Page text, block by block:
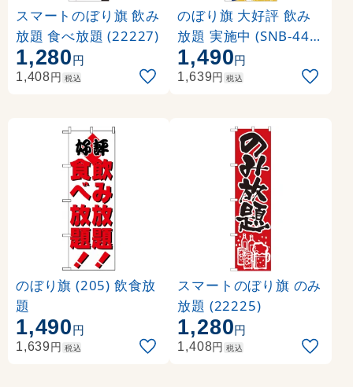
スマートのぼり旗 飲み
放題 食べ放題 (22227)
1,280円
1,408円 税込
のぼり旗 大好評 飲み
放題 実施中 (SNB-443
7)
1,490円
1,639円 税込
のぼり旗 (205) 飲食放
題
1,490円
1,639円 税込
スマートのぼり旗 のみ
放題 (22225)
1,280円
1,408円 税込